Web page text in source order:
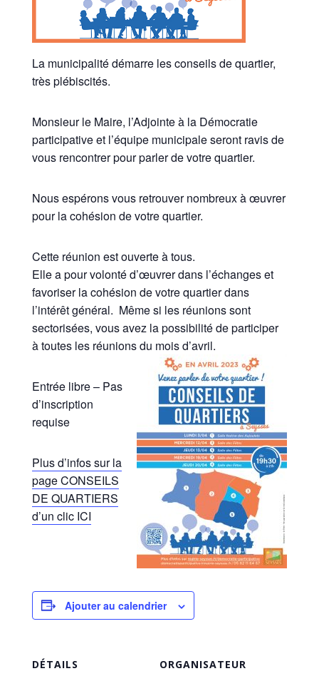
La municipalité démarre les conseils de quartier,
très plébiscités.
Monsieur le Maire, l’Adjointe à la Démocratie
participative et l’équipe municipale seront ravis de
vous rencontrer pour parler de votre quartier.
Nous espérons vous retrouver nombreux à œuvrer
pour la cohésion de votre quartier.
Cette réunion est ouverte à tous.
Elle a pour volonté d’œuvrer dans l’échanges et
favoriser la cohésion de votre quartier dans
l’intérêt général. Même si les réunions sont
sectorisées, vous avez la possibilité de participer
à toutes les réunions du mois d’avril.
Entrée libre – Pas
d’inscription
requise
Plus d’infos sur la
page CONSEILS
DE QUARTIERS
d’un clic ICI
Ajouter au calendrier
DÉTAILS ORGANISATEUR